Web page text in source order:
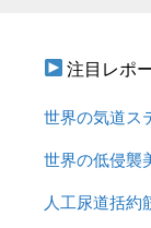
注目レポ
世界の気道ス
世界の低侵襲
人工尿道括